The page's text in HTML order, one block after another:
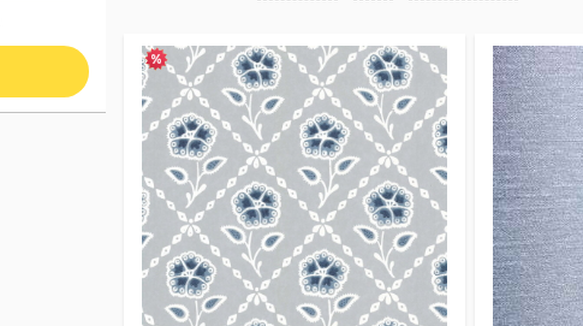
Коллекция:Meraviglia
Бренд: Print4
В наличии
Коллекция: Natura
Бренд: Print4
Под заказ